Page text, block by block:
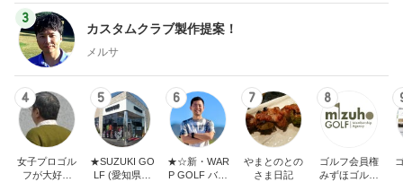
3
カスタムクラブ製作提案！
メルサ
4
女子プロゴル
フが大好き
〈でん〉ねん
5
LF (愛知県半
田市スズキゴ
6
★☆新・WAR
P GOLF バカ
社長の独り言
7
さま日記
8
ゴルフ会員権
みずほゴルフ
社長ブログ